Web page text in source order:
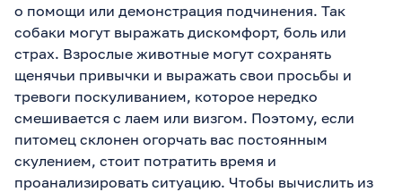
о помощи или демонстрация подчинения. Так
собаки могут выражать дискомфорт, боль или
страх. Взрослые животные могут сохранять
щенячьи привычки и выражать свои просьбы и
тревоги поскуливанием, которое нередко
смешивается с лаем или визгом. Поэтому, если
питомец склонен огорчать вас постоянным
скулением, стоит потратить время и
проанализировать ситуацию. Чтобы вычислить из